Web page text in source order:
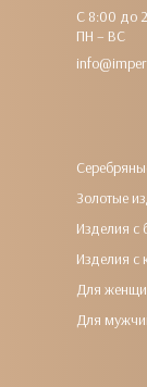
С 8:00 до
ПН – ВС
Золотые
Изделия с
Изделия с
Для
Для